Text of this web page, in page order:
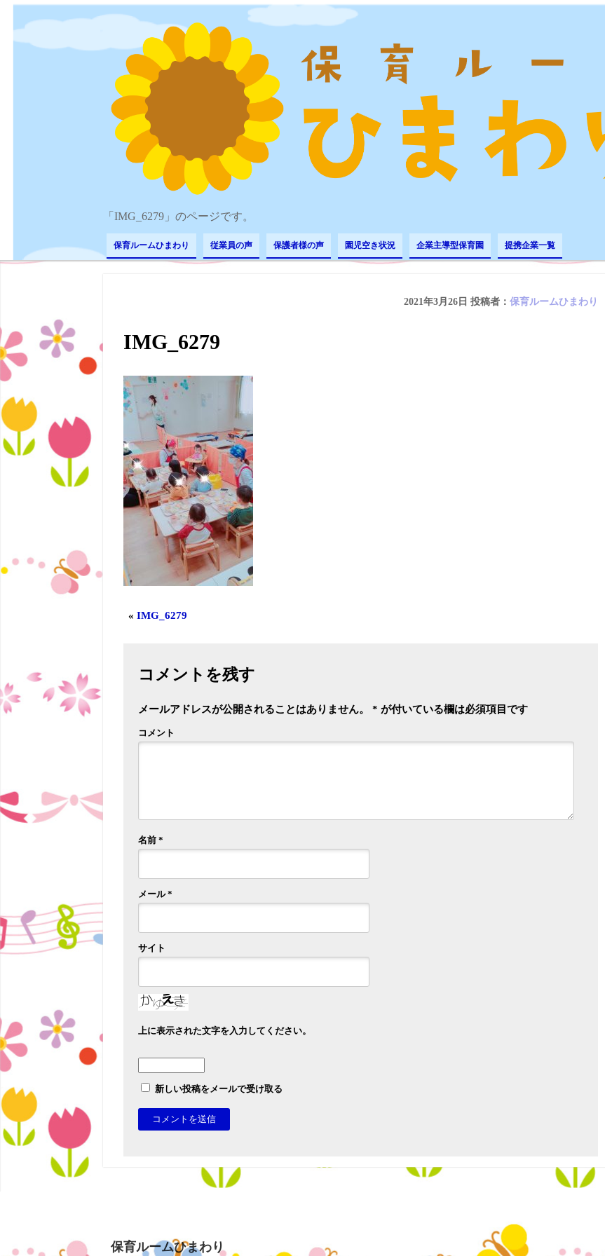
「IMG_6279」のページです。
保育ルームひまわり 従業員の声 保護者様の声 園児空き状況 企業主導型保育園 提携企業一覧
2021年3月26日 投稿者： 保育ルームひまわり
IMG_6279
«IMG_6279
コメントを残す
メールアドレスが公開されることはありません。 * が付いている欄は必須項目です
コメント
名前 *
メール*
サイト
上に表示された文字を入力してください。
新しい投稿をメールで受け取る
保育ルームひまわり